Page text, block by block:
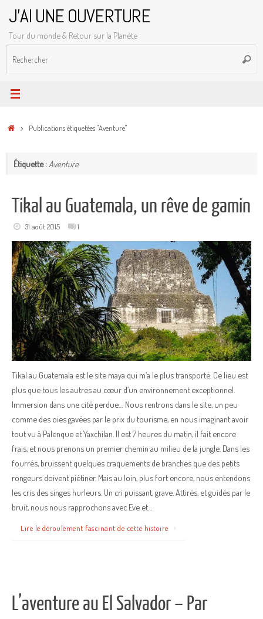
contenu
J'AI UNE OUVERTURE
Tour du monde & Retour sur la Planète
AccueilPublications étiquetées "Aventure"
Étiquette : Aventure
Tikal au Guatemala, un rêve de gamin
31 août 2015 1
Tikal au Guatemala est le site maya qui m’a le plus transporté. Ce lieu est
plus que tous les autres au cœur d’un environnement exceptionnel.
Immersion dans une cité perdue… Nous rentrons dans le site, un peu
comme des oies gavées par le prix du tourisme, en nous imaginant avoir
tout vu à Palenque et Yaxchilan. Il est 7 heures du matin, il fait encore
frais, et nous prenons un premier chemin au milieu de la jungle. Dans les
fourrés, bruissent quelques craquements de branches que des petits
rongeurs doivent piétiner. Mais au loin, plus fort encore, nous entendons
les cris des singes hurleurs. Un cri puissant, grave. Attirés, et guidés par le
bruit, nous nous rapprochons avec Eve et…
Lire le déroulement fascinant de cette histoire
L’aventure au El Salvador – Par